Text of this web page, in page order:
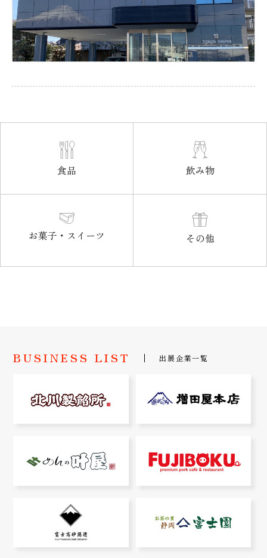
食品 飲み物
お菓子・スイーツ その他
BUSINESS LIST 出展企業一覧